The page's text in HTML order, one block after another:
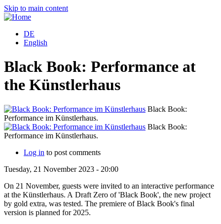
Skip to main content
DE
English
Black Book: Performance at
the Künstlerhaus
Black Book:
Performance im Künstlerhaus.
Black Book:
Performance im Künstlerhaus.
Log in to post comments
Tuesday, 21 November 2023 - 20:00
On 21 November, guests were invited to an interactive performance
at the Künstlerhaus. A Draft Zero of 'Black Book', the new project
by gold extra, was tested. The premiere of Black Book's final
version is planned for 2025.